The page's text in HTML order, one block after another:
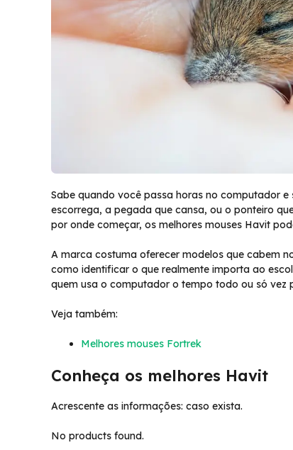
Sabe quando você passa horas no computador
escorrega, a pegada que cansa, ou o ponteiro
por onde começar, os melhores mouses Havit
A marca costuma oferecer modelos que cabem
como identificar o que realmente importa ao
quem usa o computador o tempo todo ou só vez
Veja também:
Melhores mouses Fortrek
Conheça os melhores Havit
Acrescente as informações: caso exista.
No products found.